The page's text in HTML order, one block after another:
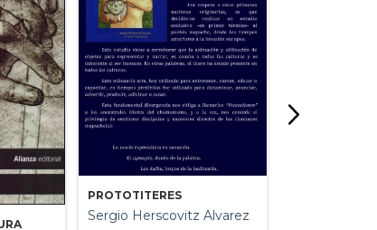
PROTOTITERES
Sergio Herscovitz Alvarez